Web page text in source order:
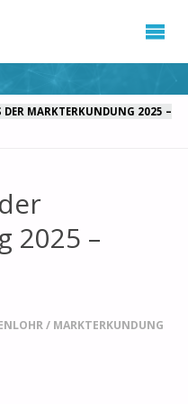
DER MARKTERKUNDUNG 2025 –
2025 –
/ MARKTERKUNDUNG